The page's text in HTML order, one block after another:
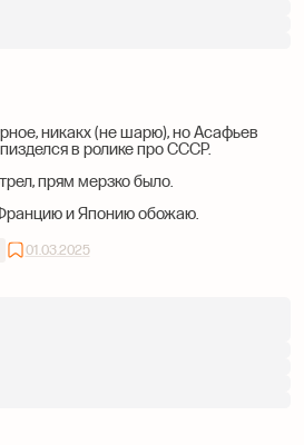
никакх (не шарю), но Асафьев
в ролике про СССР.
прям мерзко было.
и Японию обожаю.
01.03.2025